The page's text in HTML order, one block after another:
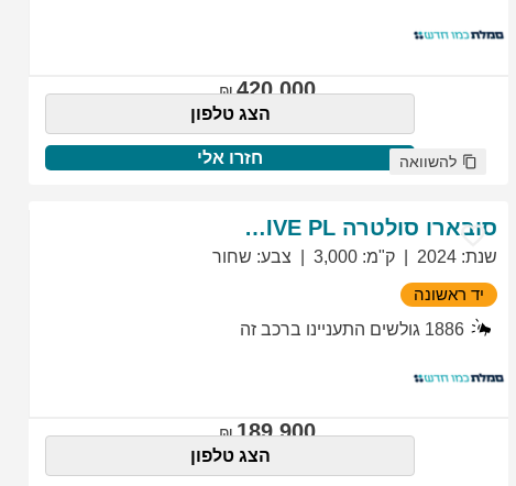
420,000
הצג טלפון
חזרו אלי להשוואה
סובארו סולטרה EXCLUSIVE PL
שנת:
2024 ק"מ:
3,000 צבע: שחור
יד ראשונה
1886 גולשים התעניינו ברכב זה
189,900
הצג טלפון